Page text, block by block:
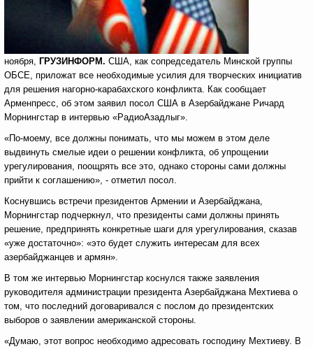
ноября, ГРУЗИНФОРМ. США, как сопредседатель Минской группы
ОБСЕ, приложат все необходимые усилия для творческих инициатив
для решения нагорно-карабахского конфликта. Как сообщает
Арменпресс, об этом заявил посол США в Азербайджане Ричард
Морнингстар в интервью «РадиоАзадлыг».
«По-моему, все должны понимать, что мы можем в этом деле
выдвинуть смелые идеи о решении конфликта, об упрощении
урегулирования, поощрять все это, однако стороны сами должны
прийти к соглашению», - отметил посол.
Коснувшись встречи президентов Армении и Азербайджана,
Морнингстар подчеркнул, что президенты сами должны принять
решение, предпринять конкретные шаги для урегулирования, сказав
«уже достаточно»: «это будет служить интересам для всех
азербайджанцев и армян».
В том же интервью Морнингстар коснулся также заявления
руководителя администрации президента Азербайджана Мехтиева о
том, что последний договаривался с послом до президентских
выборов о заявлении американской стороны.
«Думаю, этот вопрос необходимо адресовать господину Мехтиеву. В